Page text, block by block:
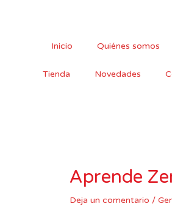
Inicio
Quiénes somos
Tienda Novedades
Aprende
Deja un comentario /